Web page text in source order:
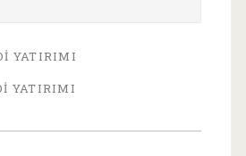
YATIRIMI
YATIRIMI